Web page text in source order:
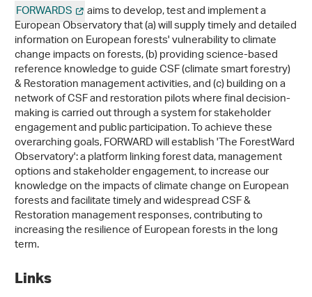
FORWARDS aims to develop, test and implement a
European Observatory that (a) will supply timely and detailed
information on European forests' vulnerability to climate
change impacts on forests, (b) providing science-based
reference knowledge to guide CSF (climate smart forestry)
& Restoration management activities, and (c) building on a
network of CSF and restoration pilots where final decision-
making is carried out through a system for stakeholder
engagement and public participation. To achieve these
overarching goals, FORWARD will establish 'The ForestWard
Observatory': a platform linking forest data, management
options and stakeholder engagement, to increase our
knowledge on the impacts of climate change on European
forests and facilitate timely and widespread CSF &
Restoration management responses, contributing to
increasing the resilience of European forests in the long
term.
Links